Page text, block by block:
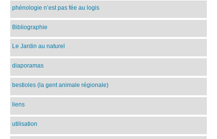
phénologie n’est pas fée au logis
Bibliographie
Le Jardin au naturel
diaporamas
bestioles (la gent animale régionale)
liens
utilisation